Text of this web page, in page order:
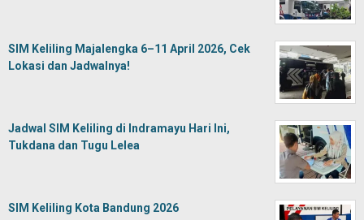
SIM Keliling Majalengka 6–11 April 2026, Cek
Lokasi dan Jadwalnya!
Jadwal SIM Keliling di Indramayu Hari Ini,
Tukdana dan Tugu Lelea
SIM Keliling Kota Bandung 2026